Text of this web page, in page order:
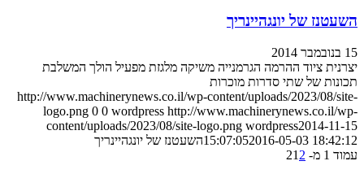
השעטנז של יונגהיינריך
15 בנובמבר 2014
יצרנית ציוד ההרמה הגרמנייה משיקה מלגזת מפעיל הולך המשלבת
תכונות של שתי סדרות מוכרות
http://www.machinerynews.co.il/wp-content/uploads/2023/08/site-
logo.png 0 0 wordpress http://www.machinerynews.co.il/wp-
content/uploads/2023/08/site-logo.png wordpress2014-11-15
15:07:052016-05-03 18:42:12
השעטנז של יונגהיינריך
עמוד 1 מ- 2
1 2